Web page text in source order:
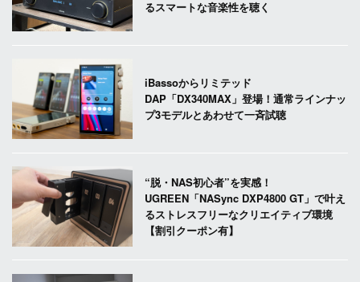
るスマートな音楽性を聴く
iBassoからリミテッド
DAP「DX340MAX」登場！通常ラインナッ
プ3モデルとあわせて一斉試聴
“脱・NAS初心者”を実感！
UGREEN「NASync DXP4800 GT」で叶え
るストレスフリーなクリエイティブ環境
【割引クーポン有】